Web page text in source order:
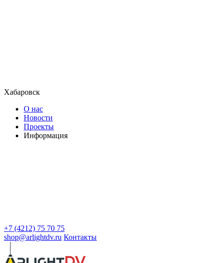
Хабаровск
О нас
Новости
Проекты
Информация
+7 (4212) 75 70 75
shop@arlightdv.ru Контакты